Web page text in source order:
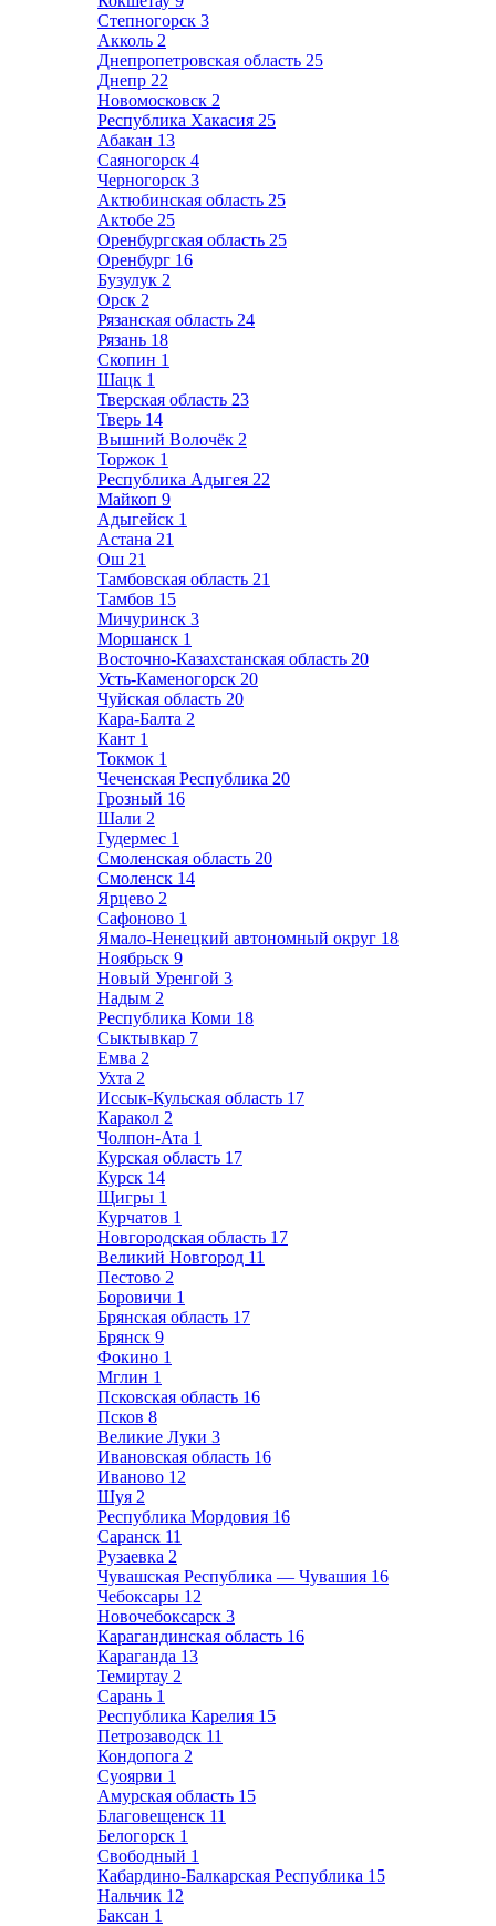
Степногорск 3
Акколь 2
Днепропетровская область 25
Днепр 22
Новомосковск 2
Республика Хакасия 25
Абакан 13
Саяногорск 4
Черногорск 3
Актюбинская область 25
Актобе 25
Оренбургская область 25
Оренбург 16
Бузулук 2
Орск 2
Рязанская область 24
Рязань 18
Скопин 1
Шацк 1
Тверская область 23
Тверь 14
Вышний Волочёк 2
Торжок 1
Республика Адыгея 22
Майкоп 9
Адыгейск 1
Астана 21
Ош 21
Тамбовская область 21
Тамбов 15
Мичуринск 3
Моршанск 1
Восточно-Казахстанская область 20
Усть-Каменогорск 20
Чуйская область 20
Кара-Балта 2
Кант 1
Токмок 1
Чеченская Республика 20
Грозный 16
Шали 2
Гудермес 1
Смоленская область 20
Смоленск 14
Ярцево 2
Сафоново 1
Ямало-Ненецкий автономный округ 18
Ноябрьск 9
Новый Уренгой 3
Надым 2
Республика Коми 18
Сыктывкар 7
Емва 2
Ухта 2
Иссык-Кульская область 17
Каракол 2
Чолпон-Ата 1
Курская область 17
Курск 14
Щигры 1
Курчатов 1
Новгородская область 17
Великий Новгород 11
Пестово 2
Боровичи 1
Брянская область 17
Брянск 9
Фокино 1
Мглин 1
Псковская область 16
Псков 8
Великие Луки 3
Ивановская область 16
Иваново 12
Шуя 2
Республика Мордовия 16
Саранск 11
Рузаевка 2
Чувашская Республика — Чувашия 16
Чебоксары 12
Новочебоксарск 3
Карагандинская область 16
Караганда 13
Темиртау 2
Сарань 1
Республика Карелия 15
Петрозаводск 11
Кондопога 2
Суоярви 1
Амурская область 15
Благовещенск 11
Белогорск 1
Свободный 1
Кабардино-Балкарская Республика 15
Нальчик 12
Баксан 1